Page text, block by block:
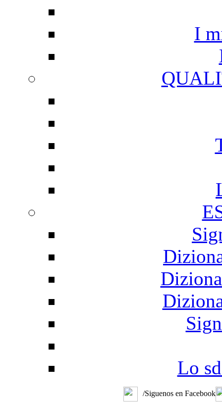
I
Lo
/Siguenos en Facebook